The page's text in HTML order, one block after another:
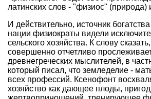
латинских слов - "физиос" (природа)
И действительно, источник
нации физиократы видели
сельского хозяйства. К слову
совершенно отчетливо
древнегреческих мыслителей, в
который писал, что земледелие -
всех профессий. Ксенофонт
хозяйство как дающее плоды,